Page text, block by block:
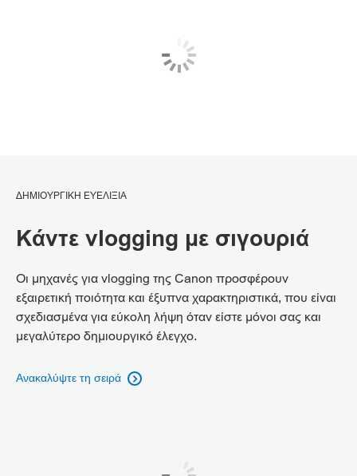
ΔΗΜΙΟΥΡΓΙΚΗ ΕΥΕΛΙΞΙΑ
Κάντε vlogging με σιγουριά
Οι μηχανές για vlogging της Canon προσφέρουν
εξαιρετική ποιότητα και έξυπνα χαρακτηριστικά, που είναι
σχεδιασμένα για εύκολη λήψη όταν είστε μόνοι σας και
μεγαλύτερο δημιουργικό έλεγχο.
Ανακαλύψτε τη σειρά 